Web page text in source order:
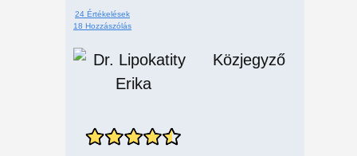
24 Értékelések
18 Hozzászólás
Közjegyző